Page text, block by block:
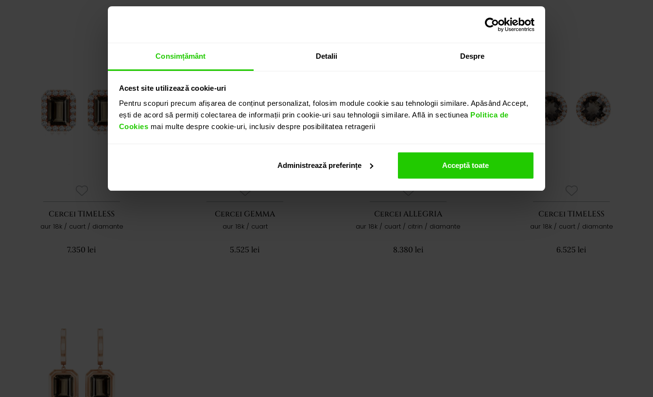
Consimțământ Detalii Despre
Acest site utilizează cookie-uri
Pentru scopuri precum afișarea de conținut personalizat, folosim module cookie sau tehnologii similare. Apăsând Accept,
ești de acord să permiți colectarea de informații prin cookie-uri sau tehnologii similare. Află in sectiunea Politica de
Cookies mai multe despre cookie-uri, inclusiv despre posibilitatea retragerii
Administrează preferințe Acceptă toate
Cercei TIMELESS
aur 18k / cuart / diamante
7.350 lei
Cercei GEMMA
aur 18k / cuart
5.525 lei
Cercei ALLEGRIA
aur 18k / cuart / citrin / diamante
8.380 lei
Cercei TIMELESS
aur 18k / cuart / diamante
6.525 lei